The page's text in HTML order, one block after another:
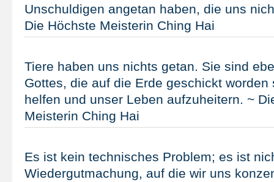
Unschuldigen angetan haben, die uns
Die Höchste Meisterin Ching Hai
Tiere haben uns nichts getan. Sie sind
Gottes, die auf die Erde geschickt worden
helfen und unser Leben aufzuheitern. ~
Meisterin Ching Hai
Es ist kein technisches Problem; es ist
Wiedergutmachung, auf die wir uns